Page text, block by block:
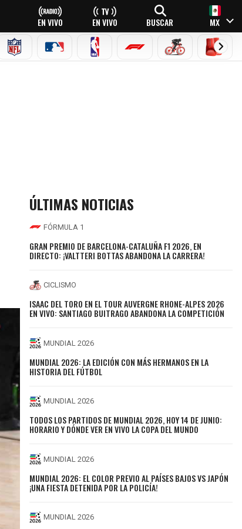
EN VIVO EN VIVO BUSCAR MX
NFL MLB NBA FÓRMULA 1CICLISMOBOXEO
ÚLTIMAS NOTICIAS
FÓRMULA 1
GRAN PREMIO DE BARCELONA-CATALUÑA F1 2026, EN
DIRECTO: ¡VALTTERI BOTTAS ABANDONA LA CARRERA!
CICLISMO
ISAAC DEL TORO EN EL TOUR AUVERGNE RHONE-ALPES 2026
EN VIVO: SANTIAGO BUITRAGO ABANDONA LA COMPETICIÓN
MUNDIAL 2026
MUNDIAL 2026: LA EDICIÓN CON MÁS HERMANOS EN LA
HISTORIA DEL FÚTBOL
MUNDIAL 2026
TODOS LOS PARTIDOS DE MUNDIAL 2026, HOY 14 DE JUNIO:
HORARIO Y DÓNDE VER EN VIVO LA COPA DEL MUNDO
MUNDIAL 2026
MUNDIAL 2026: EL COLOR PREVIO AL PAÍSES BAJOS VS JAPÓN
¡UNA FIESTA DETENIDA POR LA POLICÍA!
MUNDIAL 2026